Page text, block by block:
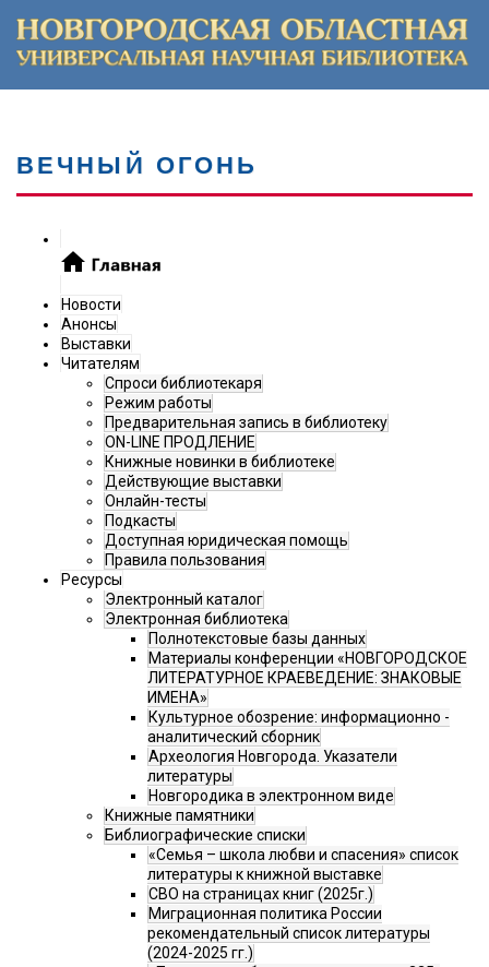
ВЕЧНЫЙ ОГОНЬ
Новости
Анонсы
Выставки
Читателям
Спроси библиотекаря
Режим работы
Предварительная запись в библиотеку
ON-LINE ПРОДЛЕНИЕ
Книжные новинки в библиотеке
Действующие выставки
Онлайн-тесты
Подкасты
Доступная юридическая помощь
Правила пользования
Ресурсы
Электронный каталог
Электронная библиотека
Полнотекстовые базы данных
Материалы конференции «НОВГОРОДСКОЕ
ЛИТЕРАТУРНОЕ КРАЕВЕДЕНИЕ: ЗНАКОВЫЕ
ИМЕНА»
Культурное обозрение: информационно -
аналитический сборник
Археология Новгорода. Указатели
литературы
Новгородика в электронном виде
Книжные памятники
Библиографические списки
«Семья – школа любви и спасения» список
литературы к книжной выставке
СВО на страницах книг (2025г.)
Миграционная политика России
рекомендательный список литературы
(2024-2025 гг.)